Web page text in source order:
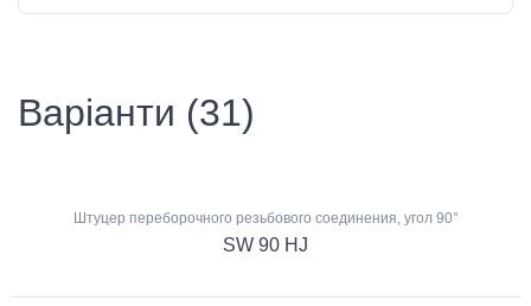
Варіанти (31)
Штуцер переборочного резьбового соединения, угол 90°
SW 90 HJ